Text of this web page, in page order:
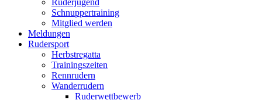
Ruderjugend
Schnuppertraining
Mitglied werden
Meldungen
Rudersport
Herbstregatta
Trainingszeiten
Rennrudern
Wanderrudern
Ruderwettbewerb